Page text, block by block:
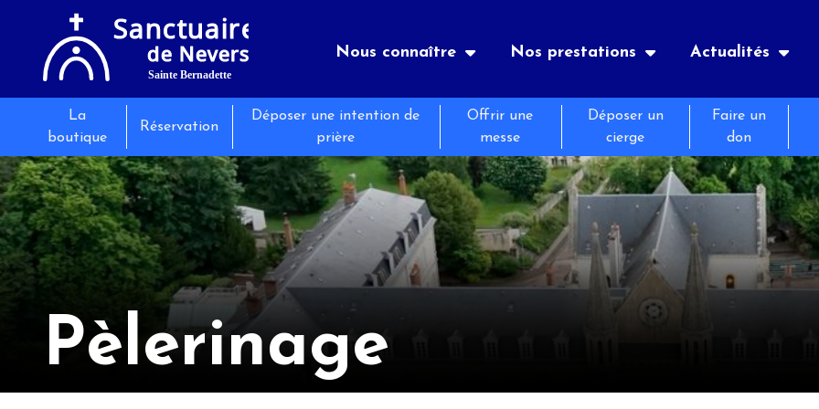
Nous connaître
Notre histoire
Infos pratiques
Nos prestations
Hôtellerie
Restauration Retraites
Actualités
Le journal de Bernadette
Actualités
La
boutique
Réservation
Déposer une intention de
prière
Offrir une
messe
Déposer un
cierge
Faire un
don
Pèlerinage